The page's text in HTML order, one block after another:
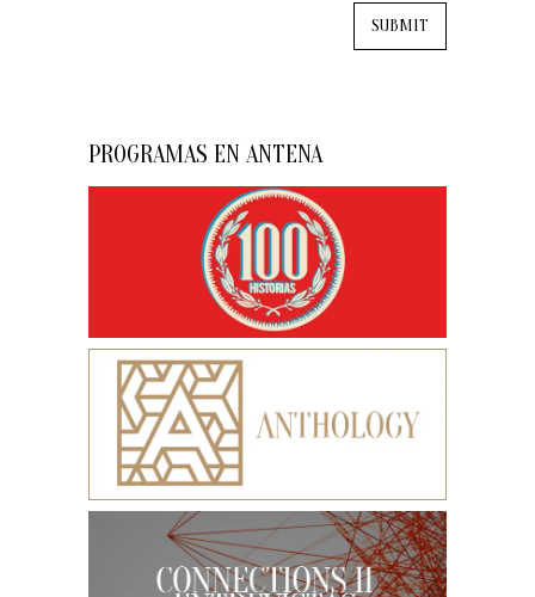
PROGRAMAS EN ANTENA